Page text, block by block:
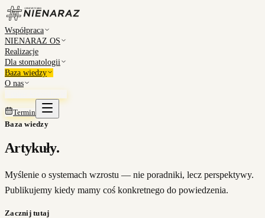
Współpraca
NIENARAZ OS
Realizacje
Dla stomatologii
Baza wiedzy
O nas
Termin
Baza wiedzy
Artykuły.
Myślenie o systemach wzrostu — nie poradniki, lecz perspektywy.
Publikujemy kiedy mamy coś konkretnego do powiedzenia.
Zacznij tutaj